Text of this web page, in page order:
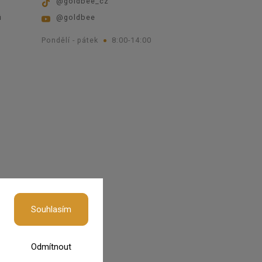
Odmítnout
Souhlasím
@goldbee
Pondělí - pátek 8:00-14:00